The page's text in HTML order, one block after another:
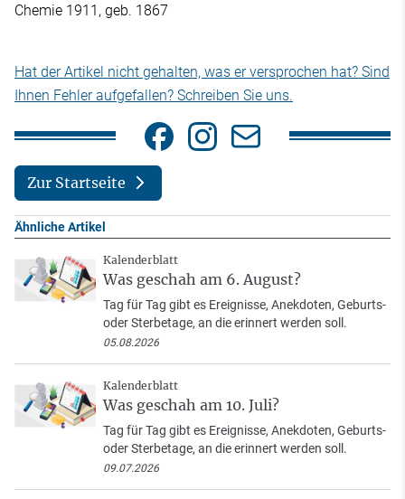
Chemie 1911, geb. 1867
Hat der Artikel nicht gehalten, was er versprochen hat? Sind
Ihnen Fehler aufgefallen? Schreiben Sie uns.
Zur Startseite
Ähnliche Artikel
Kalenderblatt
Was geschah am 6. August?
Tag für Tag gibt es Ereignisse, Anekdoten, Geburts-
oder Sterbetage, an die erinnert werden soll.
05.08.2026
Kalenderblatt
Was geschah am 10. Juli?
Tag für Tag gibt es Ereignisse, Anekdoten, Geburts-
oder Sterbetage, an die erinnert werden soll.
09.07.2026